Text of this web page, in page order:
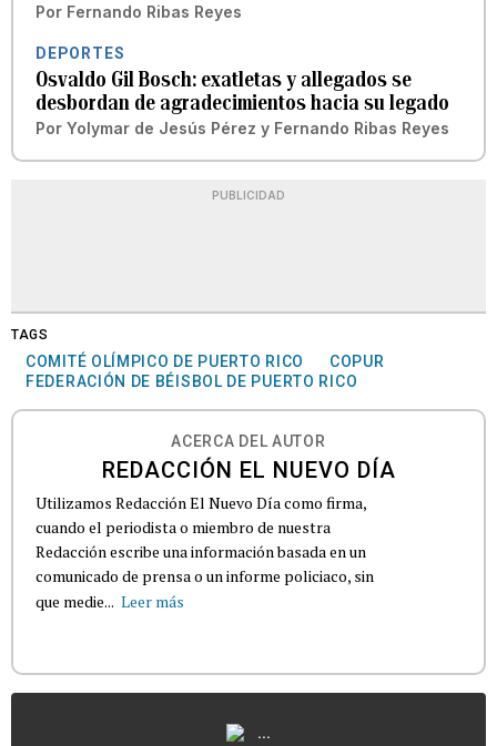
Por Fernando Ribas Reyes
DEPORTES
Osvaldo Gil Bosch: exatletas y allegados se
desbordan de agradecimientos hacia su legado
Por Yolymar de Jesús Pérez y Fernando Ribas Reyes
PUBLICIDAD
TAGS
COMITÉ OLÍMPICO DE PUERTO RICO
COPUR
FEDERACIÓN DE BÉISBOL DE PUERTO RICO
ACERCA DEL AUTOR
REDACCIÓN EL NUEVO DÍA
Utilizamos Redacción El Nuevo Día como firma,
cuando el periodista o miembro de nuestra
Redacción escribe una información basada en un
comunicado de prensa o un informe policiaco, sin
que medie... Leer más
...